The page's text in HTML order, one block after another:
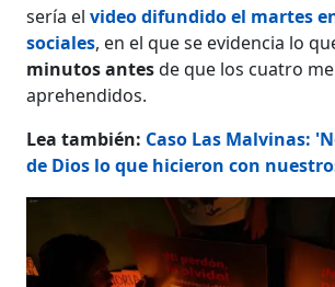
sería elvideo difundido el martes
sociales, en el que se evidencia lo
minutos antesde que los cuatro
aprehendidos.
Lea también: Caso Las Malvinas:
de Dios lo que hicieron con